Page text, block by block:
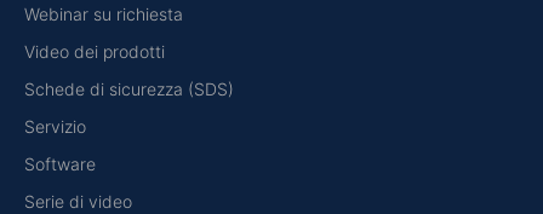
Webinar su richiesta
Video dei prodotti
Schede di sicurezza (SDS)
Servizio
Software
Serie di video